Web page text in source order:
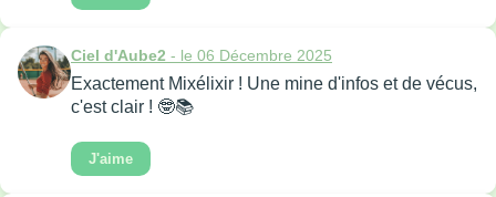
Ciel d'Aube2 - le 06 Décembre 2025
Exactement Mixélixir ! Une mine d'infos et de vécus,
c'est clair ! 🤓📚
J'aime